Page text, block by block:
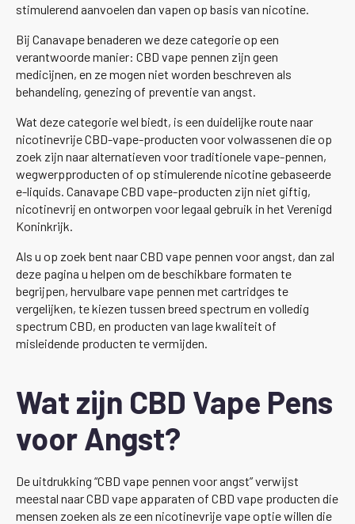
stimulerend aanvoelen dan vapen op basis van nicotine.
Bij Canavape benaderen we deze categorie op een
verantwoorde manier: CBD vape pennen zijn geen
medicijnen, en ze mogen niet worden beschreven als
behandeling, genezing of preventie van angst.
Wat deze categorie wel biedt, is een duidelijke route naar
nicotinevrije CBD-vape-producten voor volwassenen die op
zoek zijn naar alternatieven voor traditionele vape-pennen,
wegwerpproducten of op stimulerende nicotine gebaseerde
e-liquids. Canavape CBD vape-producten zijn niet giftig,
nicotinevrij en ontworpen voor legaal gebruik in het Verenigd
Koninkrijk.
Als u op zoek bent naar CBD vape pennen voor angst, dan zal
deze pagina u helpen om de beschikbare formaten te
begrijpen, hervulbare vape pennen met cartridges te
vergelijken, te kiezen tussen breed spectrum en volledig
spectrum CBD, en producten van lage kwaliteit of
misleidende producten te vermijden.
Wat zijn CBD Vape Pens
voor Angst?
De uitdrukking “CBD vape pennen voor angst” verwijst
meestal naar CBD vape apparaten of CBD vape producten die
mensen zoeken als ze een nicotinevrije vape optie willen die